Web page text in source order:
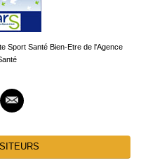
Sport Santé Bien-Etre de l'Agence